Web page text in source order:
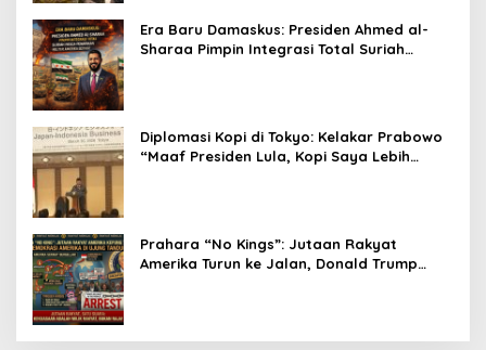
Era Baru Damaskus: Presiden Ahmed al-
Sharaa Pimpin Integrasi Total Suriah
Diplomasi Kopi di Tokyo: Kelakar Prabowo
“Maaf Presiden Lula, Kopi Saya Lebih
Prahara “No Kings”: Jutaan Rakyat
Amerika Turun ke Jalan, Donald Trump